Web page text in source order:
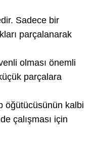
Sadece bir
parçalanarak
olması önemli
parçalara
öğütücüsünün kalbi
çalışması için